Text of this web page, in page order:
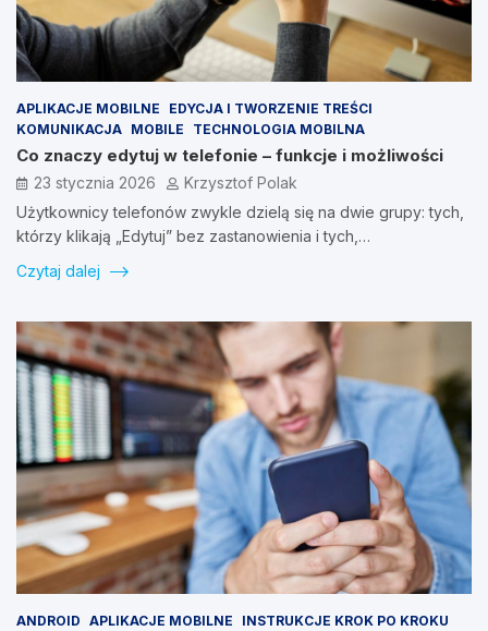
APLIKACJE MOBILNE
EDYCJA I TWORZENIE TREŚCI
KOMUNIKACJA MOBILE TECHNOLOGIA MOBILNA
Co znaczy edytuj w telefonie – funkcje i możliwości
23 stycznia 2026
Krzysztof Polak
Użytkownicy telefonów zwykle dzielą się na dwie grupy: tych,
którzy klikają „Edytuj” bez zastanowienia i tych,…
Czytaj dalej
ANDROID APLIKACJE MOBILNE
INSTRUKCJE KROK PO KROKU